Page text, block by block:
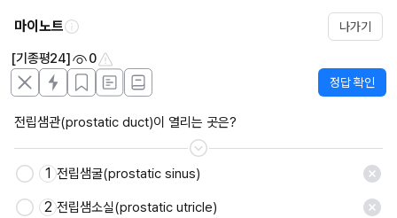
마이노트 나가기
[기종평24] 0
정답 확인
전립샘관(prostatic duct)이 열리는 곳은?
1 전립샘굴(prostatic sinus)
2 전립샘소실(prostatic utricle)